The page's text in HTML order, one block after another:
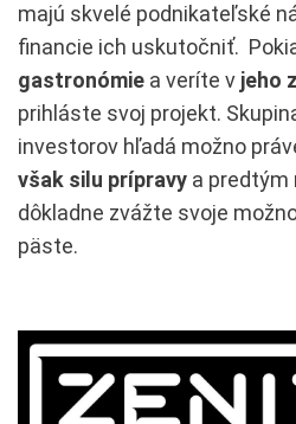
majú skvelé podnikateľské
financie ich uskutočniť.
gastronómie a veríte v jeho
prihláste svoj projekt.
investorov hľadá možno
však silu prípravy a predtým
dôkladne zvážte svoje
päste.